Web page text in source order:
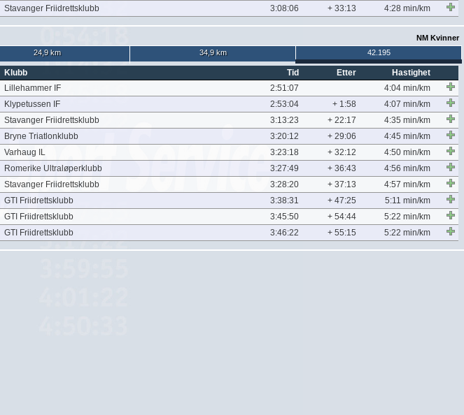
Stavanger Friidrettsklubb 3:08:06 + 33:13 4:28 min/km
NM Kvinner
24,9 km 34,9 km 42.195
Klubb Tid Etter
Hastighet
Lillehammer IF 2:51:07
4:04 min/km
Klypetussen IF 2:53:04 + 1:58
4:07 min/km
Stavanger Friidrettsklubb 3:13:23 + 22:17
4:35 min/km
Bryne Triatlonklubb 3:20:12 + 29:06
4:45 min/km
Varhaug IL 3:23:18 + 32:12
4:50 min/km
Romerike Ultraløperklubb 3:27:49 + 36:43
4:56 min/km
Stavanger Friidrettsklubb 3:28:20 + 37:13
4:57 min/km
GTI Friidrettsklubb 3:38:31 + 47:25
5:11 min/km
GTI Friidrettsklubb 3:45:50 + 54:44
5:22 min/km
GTI Friidrettsklubb 3:46:22 + 55:15 5:22 min/km